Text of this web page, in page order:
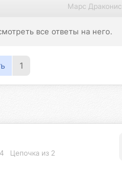
Марс Драконис
все ответы на него.
1
Цепочка из 2